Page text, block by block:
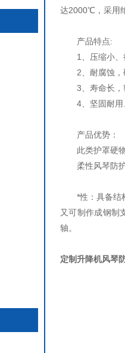
达2000℃，采用
产品特点:
1、压缩小
2、耐腐蚀
3、寿命长
4、坚固耐
产品优势：
此类护罩硬
柔性风琴防
*性：具备结
又可制作成钢制
轴。
定制升降机风琴